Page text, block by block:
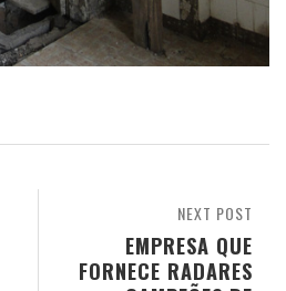
NEXT POST
EMPRESA QUE
FORNECE RADARES